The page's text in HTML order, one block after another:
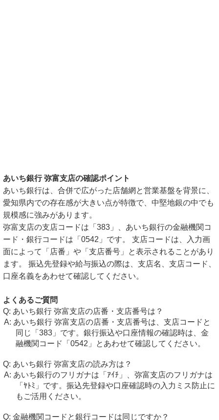
あいち銀行 弥富支店の確認ポイント
あいち銀行は、合併で広がった店舗網と営業基盤を背景に、
愛知県内での存在感が大きい点が特徴で、中堅地銀の中でも
規模感に強みがあります。
弥富支店の支店コードは「383」、あいち銀行の金融機関コ
ード・銀行コードは「0542」です。 支店コードは、入力画
面によって「店番」や「支店番号」と表示されることがあり
ます。 振込先登録や給与振込の際は、支店名、支店コード、
口座名義をあわせて確認してください。
よくあるご質問
あいち銀行 弥富支店の店番・支店番号は？
あいち銀行 弥富支店の店番・支店番号は、支店コードと
同じ「383」です。銀行振込や口座情報の確認時は、金
融機関コード「0542」とあわせて確認してください。
あいち銀行 弥富支店の読み方は？
あいち銀行のフリガナは「ｱｲﾁ」、弥富支店のフリガナは
「ﾔﾄﾐ」です。振込先登録や口座確認時の入力ミス防止に
もご活用ください。
金融機関コードと銀行コードは同じですか？